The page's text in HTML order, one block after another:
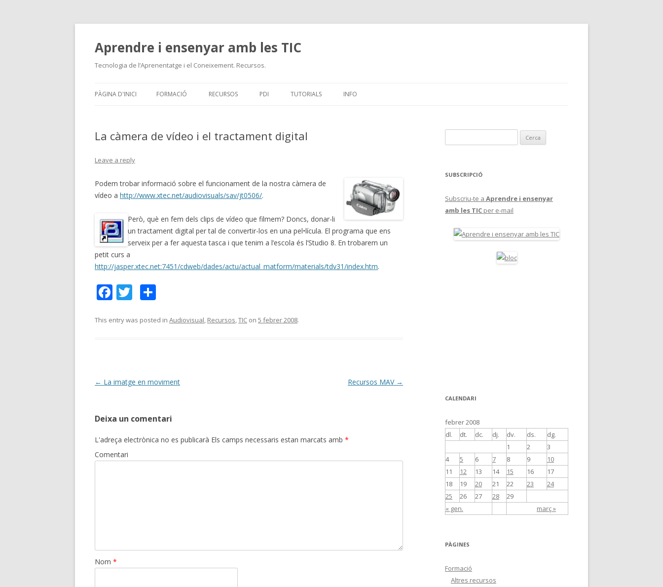
Aprendre i ensenyar amb les TIC
Tecnologia de l’Aprenentatge i el Coneixement. Recursos.
PÀGINA D'INICI FORMACIÓ
LLENGUA I TIC
EDUCACIÓ ARTÍSTICA I TIC
EINES OFFICE EN LÍNIA
APLICACIONS WEB 2.0 (I)
PICNIK
CLIPMARKS
ELS MITJANS AUDIOVISUALS (I)
RECURSOS
DICCIONARIS I ENCICLOPÈDIES
PREMSA DIGITAL
PDI TUTORIALS INFO
La càmera de vídeo i el tractament digital
Leave a reply
Podem trobar informació sobre el funcionament de la nostra càmera de
vídeo a http://www.xtec.net/audiovisuals/sav/jt0506/.
Però, què en fem dels clips de vídeo que filmem? Doncs, donar-li
un tractament digital per tal de convertir-los en una pel•lícula. El programa que ens
serveix per a fer aquesta tasca i que tenim a l’escola és l’Studio 8. En trobarem un
petit curs a
http://jasper.xtec.net:7451/cdweb/dades/actu/actual_matform/materials/tdv31/index.htm.
F
e
k
T
itt m
ix
This entry was posted in Audiovisual, Recursos,TIC on 5 febrer 2008.
Post
← La imatge en moviment Recursos MAV →
Deixa un comentari
L'adreça electrònica no es publicarà Els camps necessaris estan marcats amb *
Comentari
Nom *
e
c
:
SUBSCRIPCIÓ
Subscriu-te a Aprendre i ensenyar
amb les TIC per e-mail
CALENDARI
febrer 2008
dl.
dt. dc. dj. dv. ds. dg.
« gen. març »
1 2
3
4
5 6 7 8 9
10
11
12 13 14 15 16
17
18
19 20 21 22 23
24
25
26 27 28 29
PÀGINES
Formació
Altres recursos